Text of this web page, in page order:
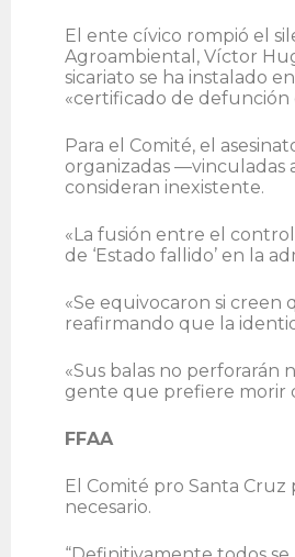
El ente cívico rompió el
Agroambiental, Víctor
sicariato se ha instalado
«certificado de defunción
Para el Comité, el
organizadas —vinculadas
consideran inexistente.
«La fusión entre el
de ‘Estado fallido’ en la
«Se equivocaron si
reafirmando que la
«Sus balas no
gente que prefiere morir
FFAA
El Comité pro Santa
necesario.